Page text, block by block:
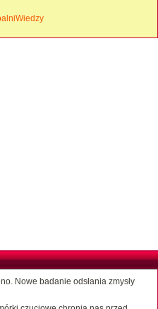
Nowe badanie odsłania zmysły